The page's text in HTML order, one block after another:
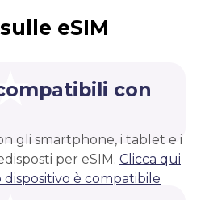
eSIM
con
gli smartphone, i tablet e i
per eSIM. Clicca qui
è compatibile